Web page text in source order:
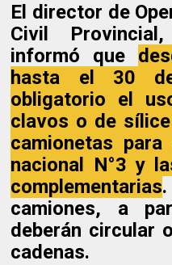
El director de
Civil
informó que
hasta el 30
obligatorio el
clavos o de
camionetas
nacional N°3 y
complementarias
camiones, a
deberán circular
cadenas.